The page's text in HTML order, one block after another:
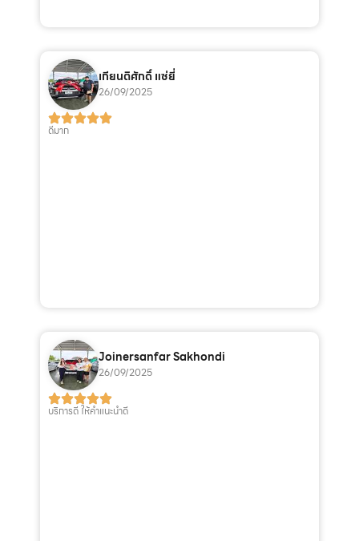
เกียนติศักดิ์ แซ่ยี่
26/09/2025
ดีมาก
Joinersanfar Sakhondi
26/09/2025
บริการดี ให้คำแนะนำดี